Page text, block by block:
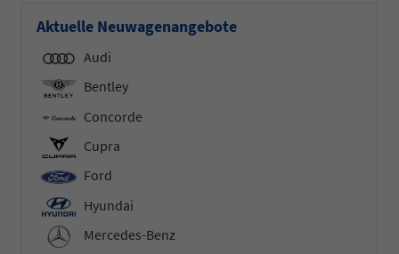
Aktuelle Neuwagenangebote
Audi
Bentley
Concorde
Cupra
Ford
Hyundai
Mercedes-Benz